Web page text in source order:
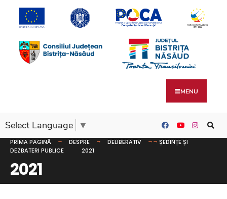
MENU
Select Language ▼
PRIMA PAGINĂ DESPRE DELIBERATIV
ȘEDINȚE ȘI
DEZBATERI PUBLICE
2021
2021